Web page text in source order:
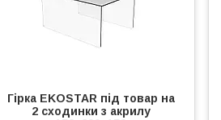
Гірка EKOSTAR під товар на
2 сходинки з акрилу